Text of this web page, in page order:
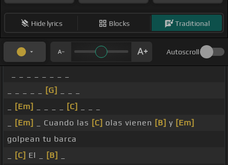
Hide lyrics Blocks Traditional
Autoscroll
[G]
[Em] [C]
[Em] _ Cuando las [C] olas vienen [B] y [Em]
golpean tu barca
[C] El _ [B]